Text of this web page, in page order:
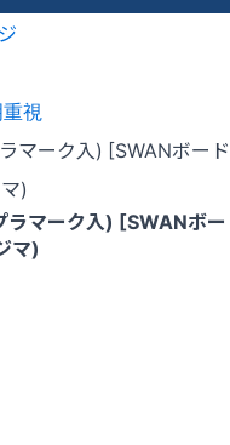
視
マーク入) [SWANボード
)
ラマーク入) [SWANボー
マ)